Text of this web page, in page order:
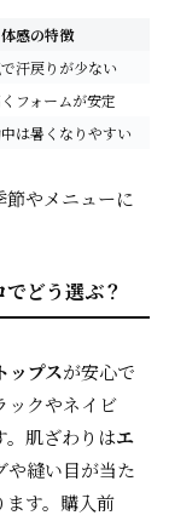
体感の特徴
で汗戻りが少ない
フォームが安定
は暑くなりやすい
やメニューに
どう選ぶ？
ップスが安心で
ックやネイビ
。肌ざわりはエ
や縫い目が当た
ます。購入前